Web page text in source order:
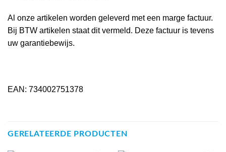
Al onze artikelen worden geleverd met een marge factuur.
Bij BTW artikelen staat dit vermeld. Deze factuur is tevens
uw garantiebewijs.
EAN: 734002751378
GERELATEERDE PRODUCTEN